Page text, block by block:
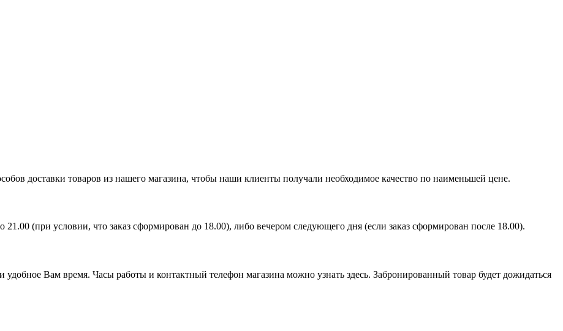
доставки товаров из нашего магазина, чтобы наши клиенты получали необходимое качество по наименьшей цене.
21.00 (при условии, что заказ сформирован до 18.00), либо вечером следующего дня (если заказ сформирован после 18.00).
Вам время. Часы работы и контактный телефон магазина можно узнать здесь. Забронированный товар будет дожидаться